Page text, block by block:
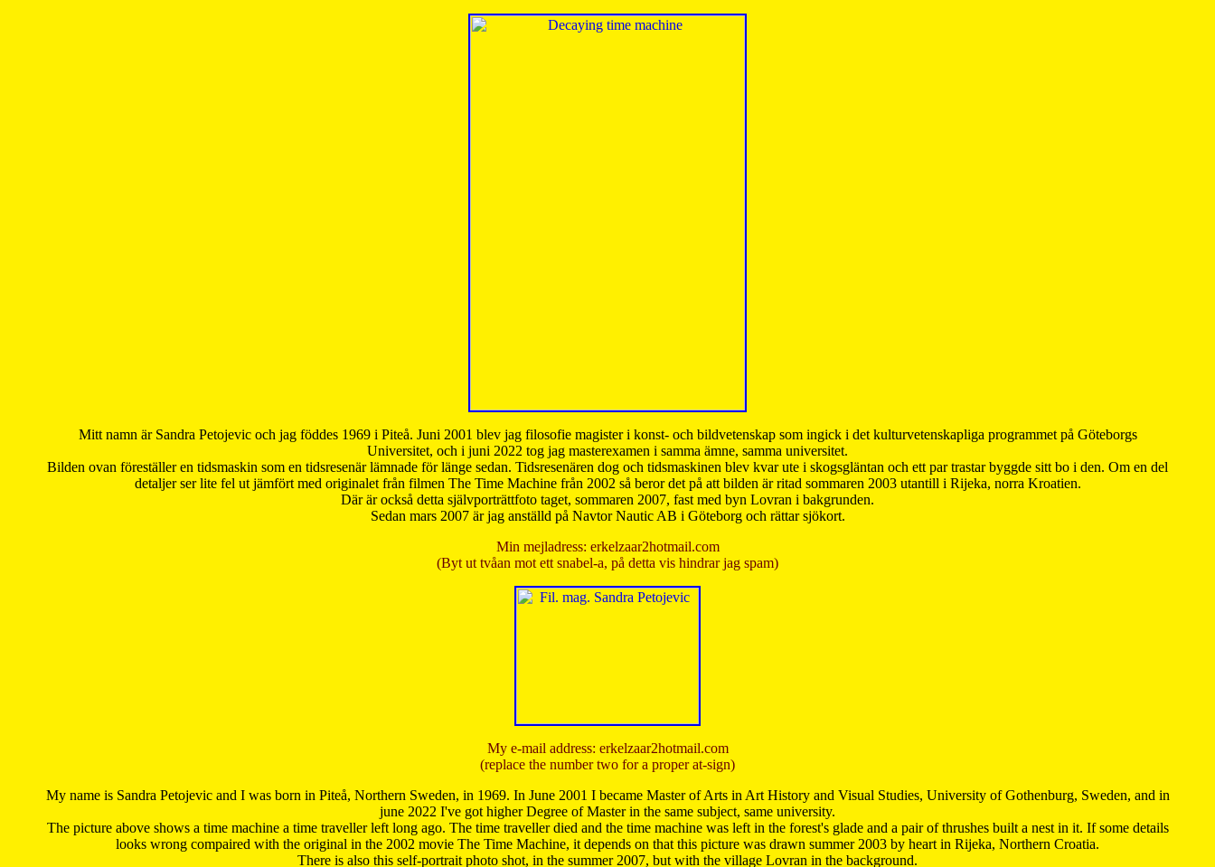
Mitt namn är Sandra Petojevic och jag föddes 1969 i Piteå. Juni 2001 blev jag filosofie magister i konst- och bildvetenskap som ingick i det kulturvetenskapliga programmet på Göteborgs
Universitet, och i juni 2022 tog jag masterexamen i samma ämne, samma universitet.
Bilden ovan föreställer en tidsmaskin som en tidsresenär lämnade för länge sedan. Tidsresenären dog och tidsmaskinen blev kvar ute i skogsgläntan och ett par trastar byggde sitt bo i den. Om en del
detaljer ser lite fel ut jämfört med originalet från filmen The Time Machine från 2002 så beror det på att bilden är ritad sommaren 2003 utantill i Rijeka, norra Kroatien.
Där är också detta självporträttfoto taget, sommaren 2007, fast med byn Lovran i bakgrunden.
Sedan mars 2007 är jag anställd på Navtor Nautic AB i Göteborg och rättar sjökort.
Min mejladress: erkelzaar2hotmail.com
(Byt ut tvåan mot ett snabel-a, på detta vis hindrar jag spam)
My e-mail address: erkelzaar2hotmail.com
(replace the number two for a proper at-sign)
My name is Sandra Petojevic and I was born in Piteå, Northern Sweden, in 1969. In June 2001 I became Master of Arts in Art History and Visual Studies, University of Gothenburg, Sweden, and in
june 2022 I've got higher Degree of Master in the same subject, same university.
The picture above shows a time machine a time traveller left long ago. The time traveller died and the time machine was left in the forest's glade and a pair of thrushes built a nest in it. If some details
looks wrong compaired with the original in the 2002 movie The Time Machine, it depends on that this picture was drawn summer 2003 by heart in Rijeka, Northern Croatia.
There is also this self-portrait photo shot, in the summer 2007, but with the village Lovran in the background.